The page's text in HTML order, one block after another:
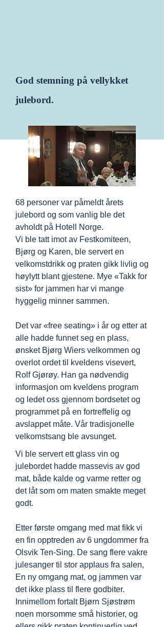
God stemning på vellykket
julebord.
68 personer var påmeldt årets
julebord og som vanlig ble det
avholdt på Hotell Norge.
Vi ble tatt imot av Festkomiteen,
Bjørg og Karen, ble servert en
velkomstdrikk og praten gikk livlig og
høylytt blant gjestene. Mye «Takk for
sist» for jammen har vi mange
hyggelig minner sammen.
Det var «free seating» i år og etter at
alle hadde funnet seg en plass,
ønsket Bjørg Wiers velkommen og
overlot ordet til kveldens visevert,
Rolf Gjørøy. Han ga nødvendig
informasjon om kveldens program
og ledet oss gjennom bordsetet og
programmet på en fortreffelig og
avslappet måte. Vår tradisjonelle
velkomstsang ble avsunget.
Vi ble servert ett glass vin og
julebordet hadde massevis av god
mat, både kalde og varme retter og
det låt som om maten smakte meget
godt.
Etter første omgang med mat fikk vi
en fin opptreden av 6 ungdommer fra
Olsvik Ten-Sing. De sang flere vakre
julesanger til stor applaus fra salen,
En ny omgang mat, og jammen var
det ikke plass til flere godbiter.
Innimellom fortalt Bjørn Sjøstrøm
noen morsomme små historier, og